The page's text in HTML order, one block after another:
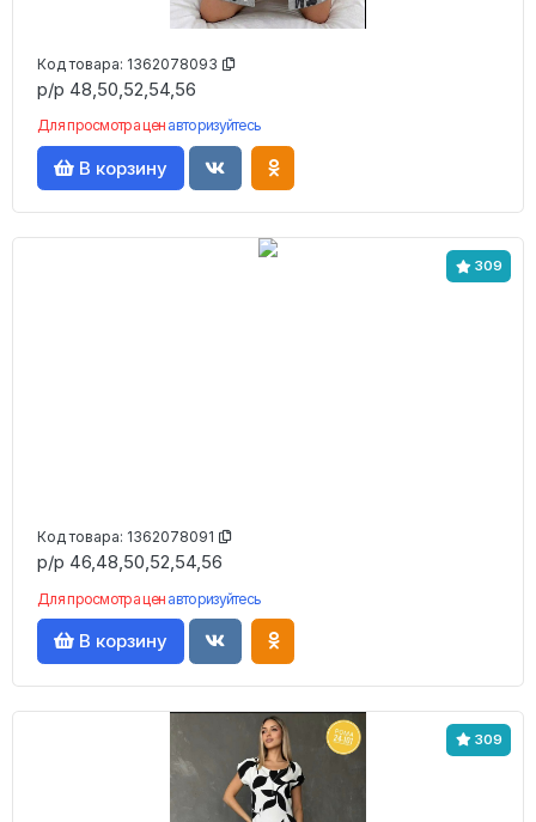
Код товара: 1362078093
р/р 48,50,52,54,56
Для просмотра цен авторизуйтесь
В корзину
309
Код товара: 1362078091
р/р 46,48,50,52,54,56
Для просмотра цен авторизуйтесь
В корзину
309